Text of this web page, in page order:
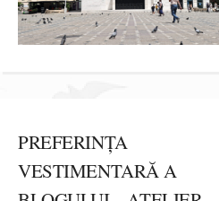
PREFERINȚA
VESTIMENTARĂ A